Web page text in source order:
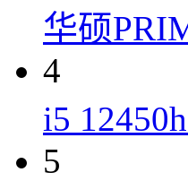
华硕
4
i5
5